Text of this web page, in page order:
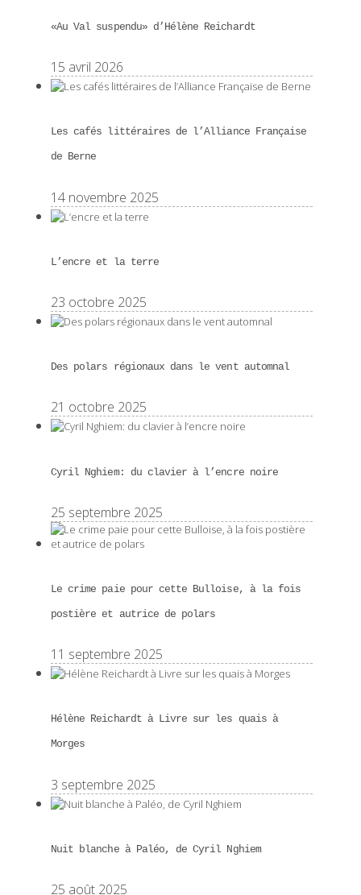
«Au Val suspendu» d’Hélène Reichardt
15 avril 2026
Les cafés littéraires de l’Alliance Française
de Berne
14 novembre 2025
L’encre et la terre
23 octobre 2025
Des polars régionaux dans le vent automnal
21 octobre 2025
Cyril Nghiem: du clavier à l’encre noire
25 septembre 2025
Le crime paie pour cette Bulloise, à la fois
postière et autrice de polars
11 septembre 2025
Hélène Reichardt à Livre sur les quais à
Morges
3 septembre 2025
Nuit blanche à Paléo, de Cyril Nghiem
25 août 2025